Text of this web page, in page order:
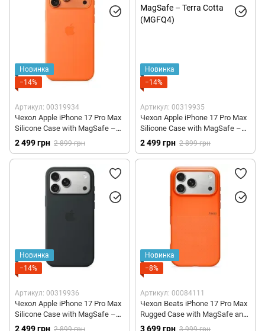
Новинка
−14%
Артикул: 00319934
Чехол Apple iPhone 17 Pro Max
Silicone Case with MagSafe –
Orange (MGFL4)
2 499 грн 2 899 грн
Новинка
−14%
Артикул: 00319935
Чехол Apple iPhone 17 Pro Max
Silicone Case with MagSafe –
Terra Cotta (MGFQ4)
2 499 грн 2 899 грн
Новинка
−14%
Артикул: 00319936
Чехол Apple iPhone 17 Pro Max
Silicone Case with MagSafe –
Black (MGFR4)
2 499 грн 2 899 грн
Новинка
−8%
Артикул: 00084111
Чехол Beats iPhone 17 Pro Max
Rugged Case with MagSafe and
Camera Control – Sierra Orange
3 699 грн 3 999 грн